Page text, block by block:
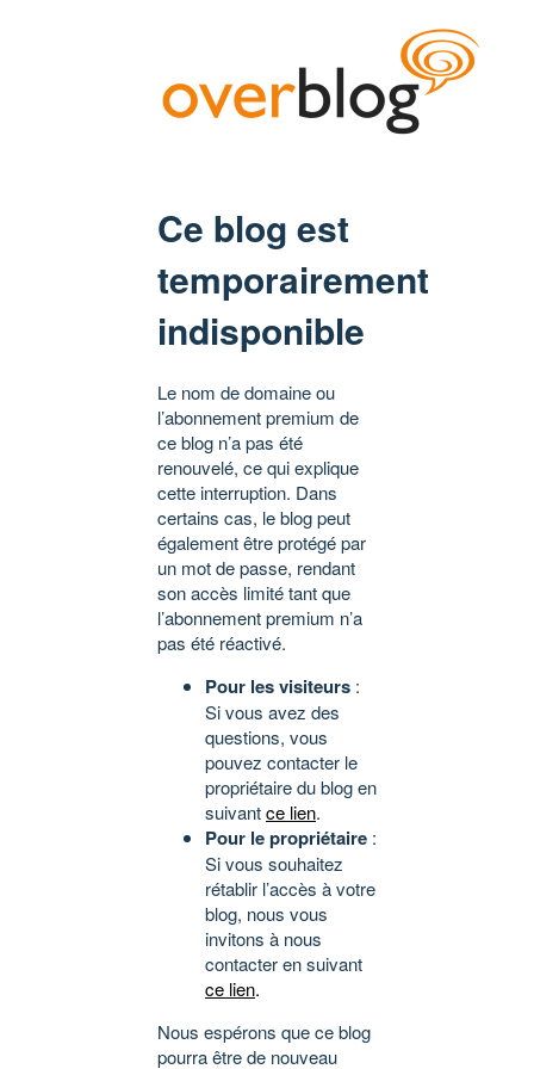
Ce blog est
temporairement
indisponible
Le nom de domaine ou
l’abonnement premium de
ce blog n’a pas été
renouvelé, ce qui explique
cette interruption. Dans
certains cas, le blog peut
également être protégé par
un mot de passe, rendant
son accès limité tant que
l’abonnement premium n’a
pas été réactivé.
Pour les visiteurs :
Si vous avez des
questions, vous
pouvez contacter le
propriétaire du blog en
suivantce lien.
Pour le propriétaire :
Si vous souhaitez
rétablir l’accès à votre
blog, nous vous
invitons à nous
contacter en suivant
ce lien.
Nous espérons que ce blog
pourra être de nouveau